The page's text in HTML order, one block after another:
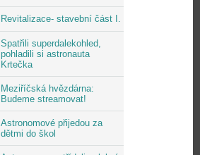
Revitalizace- stavební část I.
Spatřili superdalekohled,
pohladili si astronauta
Krtečka
Meziříčská hvězdárna:
Budeme streamovat!
Astronomové přijedou za
dětmi do škol